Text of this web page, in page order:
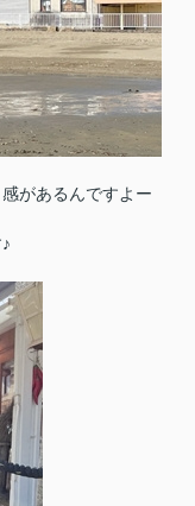
があるんですよー